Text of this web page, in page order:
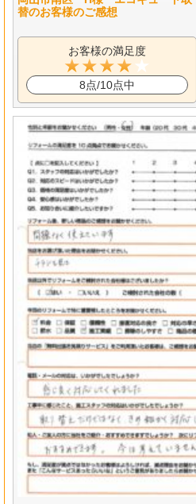
替のお客様のご感想
お客様の満足度
8点/10点中